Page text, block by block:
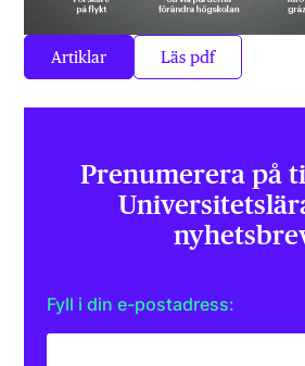
Artiklar Läs pdf
Prenumerera på
Fyll i din e-postadress: